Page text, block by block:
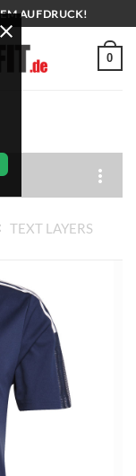
AUFDRUCK!
0
TEXT LAYERS